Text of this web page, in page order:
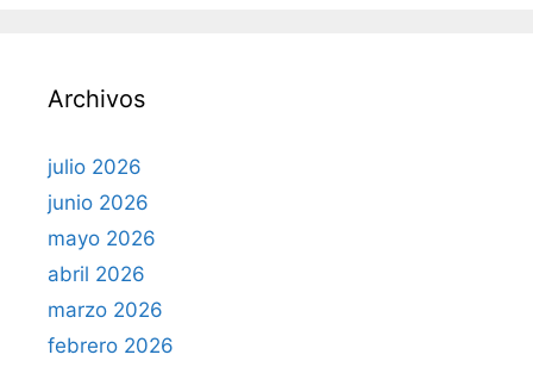
:Archivos
julio 2026
junio 2026
mayo 2026
abril 2026
marzo 2026
febrero 2026